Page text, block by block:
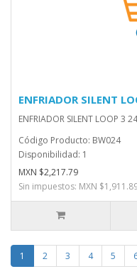
ENFRIADOR SILENT
ENFRIADOR SILENT LOOP 3
Código Producto: BW024
Disponibilidad: 1
MXN $2,217.79
Sin impuestos: MXN
1 2 3 4 5